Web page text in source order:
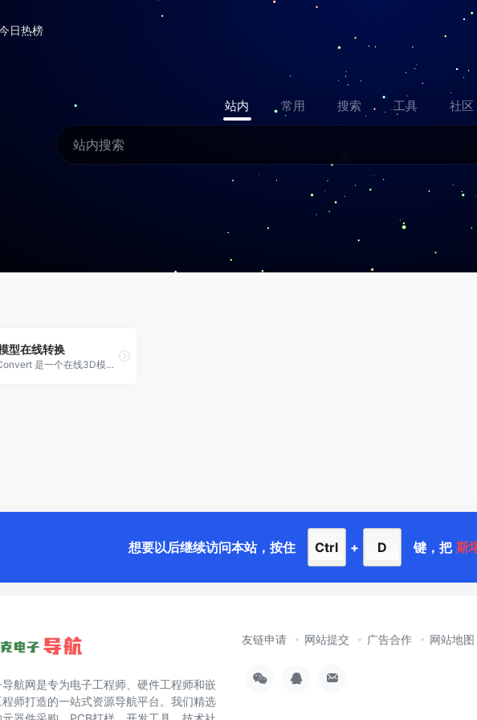
日热榜
站内 常用 搜索 工具 社区
型在线转换
3DConvert 是一个在线3D模型文件格式转换平台，专为需要将3D模型文件从一种格式转换为另一种格式的用户提供服务。
想要以后继续访问本站，按住 Ctrl + D 键，把 斯
航网是专为电子工程师、硬件工程师和嵌
程师打造的一站式资源导航平台。我们精选
友链申请 网站提交 广告合作 网站地图